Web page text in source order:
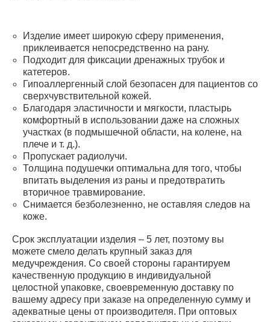
Изделие имеет широкую сферу применения,
приклеивается непосредственно на рану.
Подходит для фиксации дренажных трубок и
катетеров.
Гипоаллергенный слой безопасен для пациентов со
сверхчувствительной кожей.
Благодаря эластичности и мягкости, пластырь
комфортный в использовании даже на сложных
участках (в подмышечной области, на колене, на
плече и т. д.).
Пропускает радиолучи.
Толщина подушечки оптимальна для того, чтобы
впитать выделения из раны и предотвратить
вторичное травмирование.
Снимается безболезненно, не оставляя следов на
коже.
Срок эксплуатации изделия – 5 лет, поэтому вы
можете смело делать крупный заказ для
медучреждения. Со своей стороны гарантируем
качественную продукцию в индивидуальной
целостной упаковке, своевременную доставку по
вашему адресу при заказе на определенную сумму и
адекватные цены от производителя. При оптовых